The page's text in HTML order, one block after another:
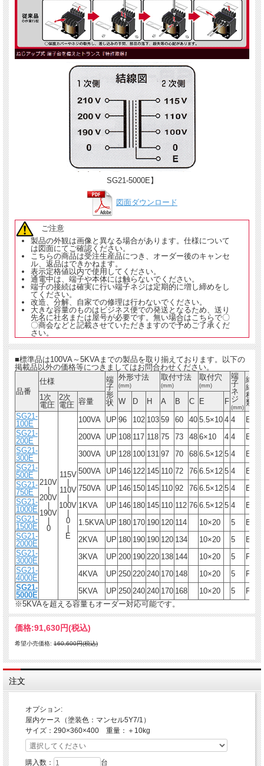
SG21-5000E】
図面ダウンロード
ご注意
製品の外観は画像と異なる場合があります。仕様について
は図面にてご確認ください。
こちらの商品は受注生産品につき、オーダー後のキャンセ
ル、返品はできかねます。
表示定格値以内で使用してください。
通電中は、端子や本体には触らないでください。
端子の接続は確実に行い端子ネジは定期的に増し締めをし
てください。
改造、分解、自家での修理は行わないでください。
大きな容量のものはビジネス便での発送となるため、送り
先名に社名または屋号が必要です。無い場合はこちらで〇
〇商会などと記載させていただきますので予めご了承くだ
さい。
■標準品は100VA～5KVAまでの製品を取り揃えております。以下の
掲載品以外の価格等につきましてはお問合わせください。
品番
仕様
端
子
形
状
外形寸法
(mm)
取付寸法
(mm)
取付穴
(mm)
端
子
ネ
ジ
(mm)
絶
縁
種
類
1次
電圧
2次
電圧 容量 W D H A B C E
F
SG21-
100E
210V
200V
190V
0
115V
110V
100V
0
E
100VA UP 96 102 103 59 60 40 5.5×10 4 4 E
SG21-
200E
200VA UP 108 117 118 75 73 48 6×10 4 4 E
SG21-
300E
300VA UP 128 100 131 97 70 68 6.5×12 5 4 E
SG21-
500E
500VA UP 146 122 145 110 72 76 6.5×12 5 4 E
SG21-
750E
750VA UP 146 150 145 110 92 76 6.5×12 5 4 E
SG21-
1000E
1KVA UP 146 180 145 110 112 76 6.5×12 5 4 E
SG21-
1500E
1.5KVA UP 180 170 190 120 114 10×20 5 B
SG21-
2000E
2KVA UP 180 190 190 120 134 10×20 5 B
SG21-
3000E
3KVA UP 200 190 220 138 144 10×20 5 F
SG21-
4000E
4KVA UP 250 220 240 170 148 10×20 5 F
SG21-
5000E
5KVA UP 250 240 240 170 168 10×20 5 F
※5KVAを超える容量もオーダー対応可能です。
価格:91,630円(税込)
希望小売価格: 160,600円(税込)
注文
オプション:
屋内ケース（塗装色：マンセル5Y7/1）
サイズ：290×360×400 重量：＋10kg
購入数： 台